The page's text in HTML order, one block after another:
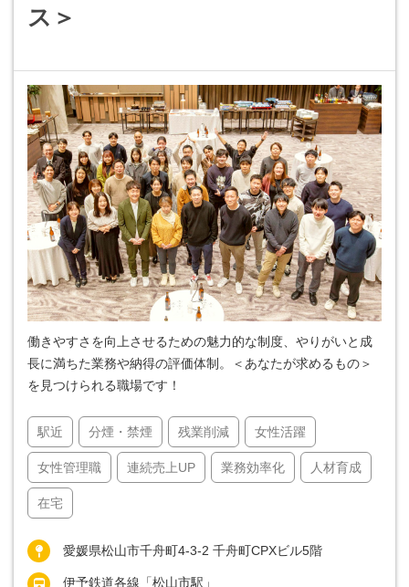
ス＞
働きやすさを向上させるための魅力的な制度、やりがいと成
長に満ちた業務や納得の評価体制。＜あなたが求めるもの＞
を見つけられる職場です！
駅近 分煙・禁煙 残業削減 女性活躍
女性管理職 連続売上UP 業務効率化 人材育成
在宅
愛媛県松山市千舟町4-3-2 千舟町CPXビル5階
伊予鉄道各線「松山市駅」